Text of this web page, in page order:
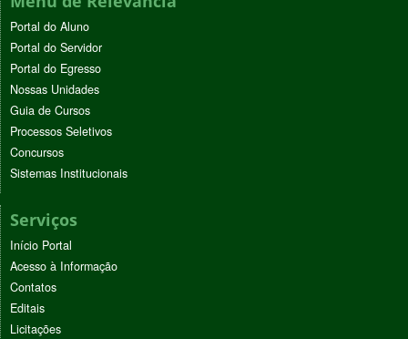
Portal do Aluno
Portal do Servidor
Portal do Egresso
Nossas Unidades
Guia de Cursos
Processos Seletivos
Concursos
Sistemas Institucionais
Serviços
Início Portal
Acesso à Informação
Contatos
Editais
Licitações